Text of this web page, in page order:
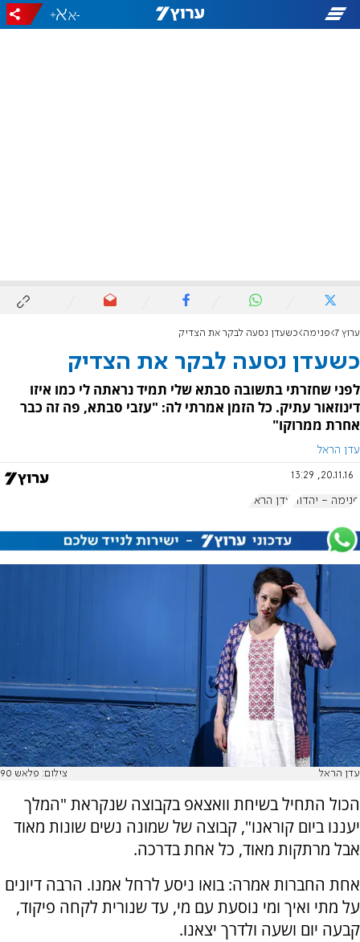
-
+
ערוץ 7 פנימה כשעדן נסעה לבקר את הצדיק
כשעדן נסעה לבקר את הצדיק
לפני שחזרתי בתשובה סבתא שלי תמיד נראתה לי כמו איזו
דינוזאור עתיק. כל הזמן אמרתי לה: "עזבי סבתא, פה זה כבר
אחרת ממרוקו"
עדן הראל
20.11.16, 13:29
פנימה - יהדות עדן הראל
עדן הראל צילום: פלאש 90
הכול התחיל בשיחת וואצאפ בקבוצה שנקראת "המלך
יעננו ביום קוראנו", קבוצה של שמונה נשים שונות מאוד
אבל מרתקות מאוד, כל אחת בדרכה.
אחת החברות אמרה: בואו ניסע לרחל אמנו. הרבה דיונים
על מתי ואיך ומי נוסעת עם מי, עד שנורית לקחה פיקוד,
קבעה יום ושעה ולדרך יצאנו.